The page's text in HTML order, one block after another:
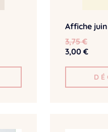
Affiche
3,75 €
3,00 €